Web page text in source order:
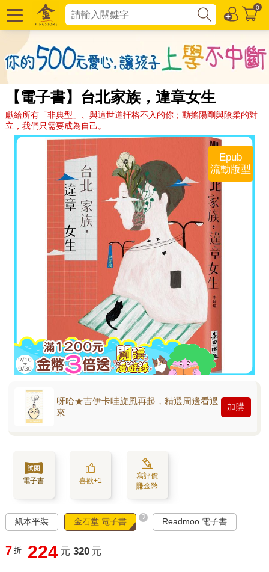
0
【電子書】台北家族，違章女生
獻給所有「非典型」、與這世道扞格不入的你；動搖陽剛與陰柔的對
立，我們只需要成為自己。
Epub
流動版型
呀哈★吉伊卡哇旋風再起，精選周邊看過
來
加購
電子書 喜歡+1
寫評價
賺金幣
紙本平裝 金石堂 電子書 ? Readmoo 電子書
7 折 224 元 320 元